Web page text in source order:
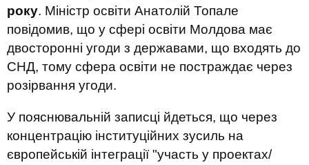
року. Міністр освіти Анатолій Топале
повідомив, що у сфері освіти Молдова має
двосторонні угоди з державами, що входять до
СНД, тому сфера освіти не постраждає через
розірвання угоди.
У пояснювальній записці йдеться, що через
концентрацію інституційних зусиль на
європейській інтеграції "участь у проектах/